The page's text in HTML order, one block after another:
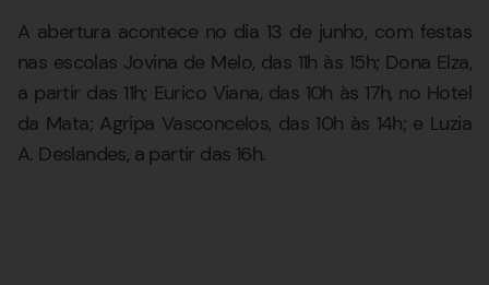
A abertura acontece no dia 13 de junho, com festas
nas escolas Jovina de Melo, das 11h às 15h; Dona Elza,
a partir das 11h; Eurico Viana, das 10h às 17h, no Hotel
da Mata; Agripa Vasconcelos, das 10h às 14h; e Luzia
A. Deslandes, a partir das 16h.